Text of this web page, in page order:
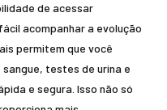
de acessar
acompanhar a evolução
permitem que você
testes de urina e
e segura. Isso não só